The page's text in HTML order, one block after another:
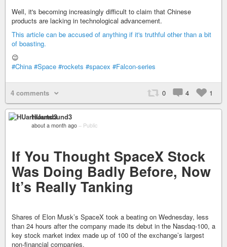
Well, it's becoming increasingly difficult to claim that Chinese
products are lacking in technological advancement.
This article can be accused of anything if it's truthful other than a bit
of boasting.
😉
#China #Space #rockets #spacex #Falcon-series
4 comments 0 4 1
HUartsound3
about a month ago – Public
If You Thought SpaceX Stock
Was Doing Badly Before, Now
It’s Really Tanking
Shares of Elon Musk’s SpaceX took a beating on Wednesday, less
than 24 hours after the company made its debut in the Nasdaq-100, a
key stock market index made up of 100 of the exchange’s largest
non-financial companies.